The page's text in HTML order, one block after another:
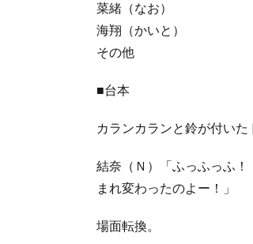
菜緒（なお）
海翔（かいと）
その他
■台本
カランカランと鈴が付いた
結奈（Ｎ）「ふっふっふ
まれ変わったのよー！」
場面転換。